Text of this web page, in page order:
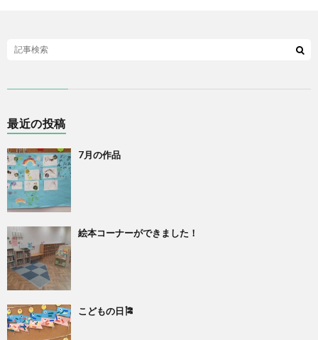
最近の投稿
7月の作品
絵本コーナーができました！
こどもの日🎏